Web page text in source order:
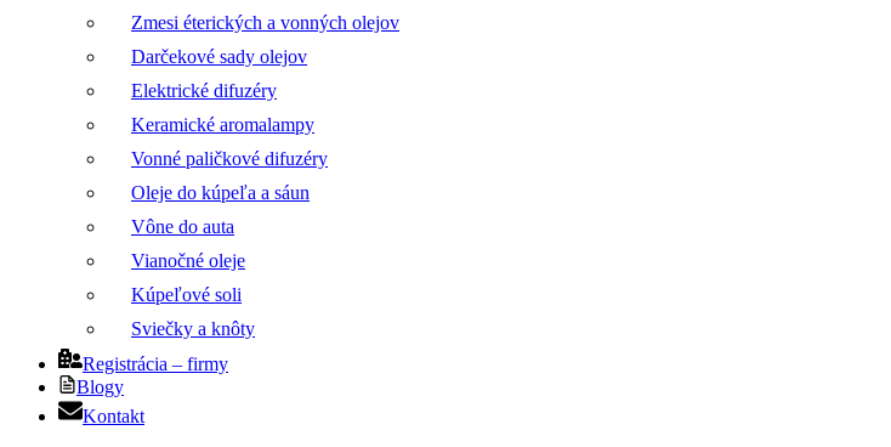
Zmesi éterických a vonných olejov
Darčekové sady olejov
Elektrické difuzéry
Keramické aromalampy
Vonné paličkové difuzéry
Oleje do kúpeľa a sáun
Vône do auta
Vianočné oleje
Kúpeľové soli
Sviečky a knôty
Registrácia – firmy
Blogy
Kontakt